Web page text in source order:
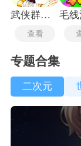
武侠群英传安卓版
查看
专题合集
二次元